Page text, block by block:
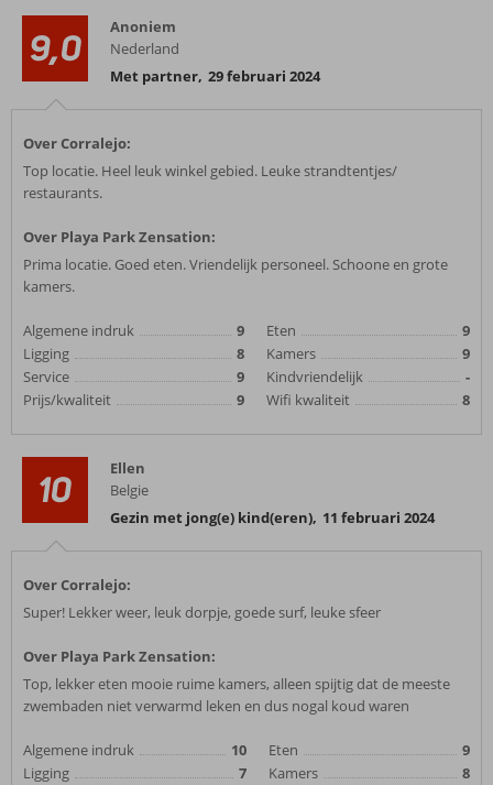
9,0
Anoniem
Nederland
Met partner, 29 februari 2024
Over Corralejo:
Top locatie. Heel leuk winkel gebied. Leuke strandtentjes/
restaurants.
Over Playa Park Zensation:
Prima locatie. Goed eten. Vriendelijk personeel. Schoone en grote
kamers.
Algemene indruk
9
Ligging
8
Service
9
Prijs/kwaliteit
9
Eten
9
Kamers
9
Kindvriendelijk
-
Wifi kwaliteit
8
10
Ellen
Belgie
Gezin met jong(e) kind(eren), 11 februari 2024
Over Corralejo:
Super! Lekker weer, leuk dorpje, goede surf, leuke sfeer
Over Playa Park Zensation:
Top, lekker eten mooie ruime kamers, alleen spijtig dat de meeste
zwembaden niet verwarmd leken en dus nogal koud waren
Algemene indruk
10
Ligging
7
Eten
9
Kamers
8